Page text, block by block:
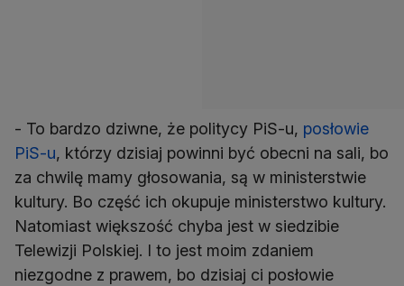
- To bardzo dziwne, że politycy PiS-u, posłowie
PiS-u, którzy dzisiaj powinni być obecni na sali, bo
za chwilę mamy głosowania, są w ministerstwie
kultury. Bo część ich okupuje ministerstwo kultury.
Natomiast większość chyba jest w siedzibie
Telewizji Polskiej. I to jest moim zdaniem
niezgodne z prawem, bo dzisiaj ci posłowie